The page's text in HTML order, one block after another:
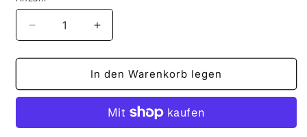
Verringere
die
Menge
Ohrringe
Erhöhe
die
Menge
für
Ohrringe
&#39;Seventies
Shapes&#39;
In den Warenkorb legen